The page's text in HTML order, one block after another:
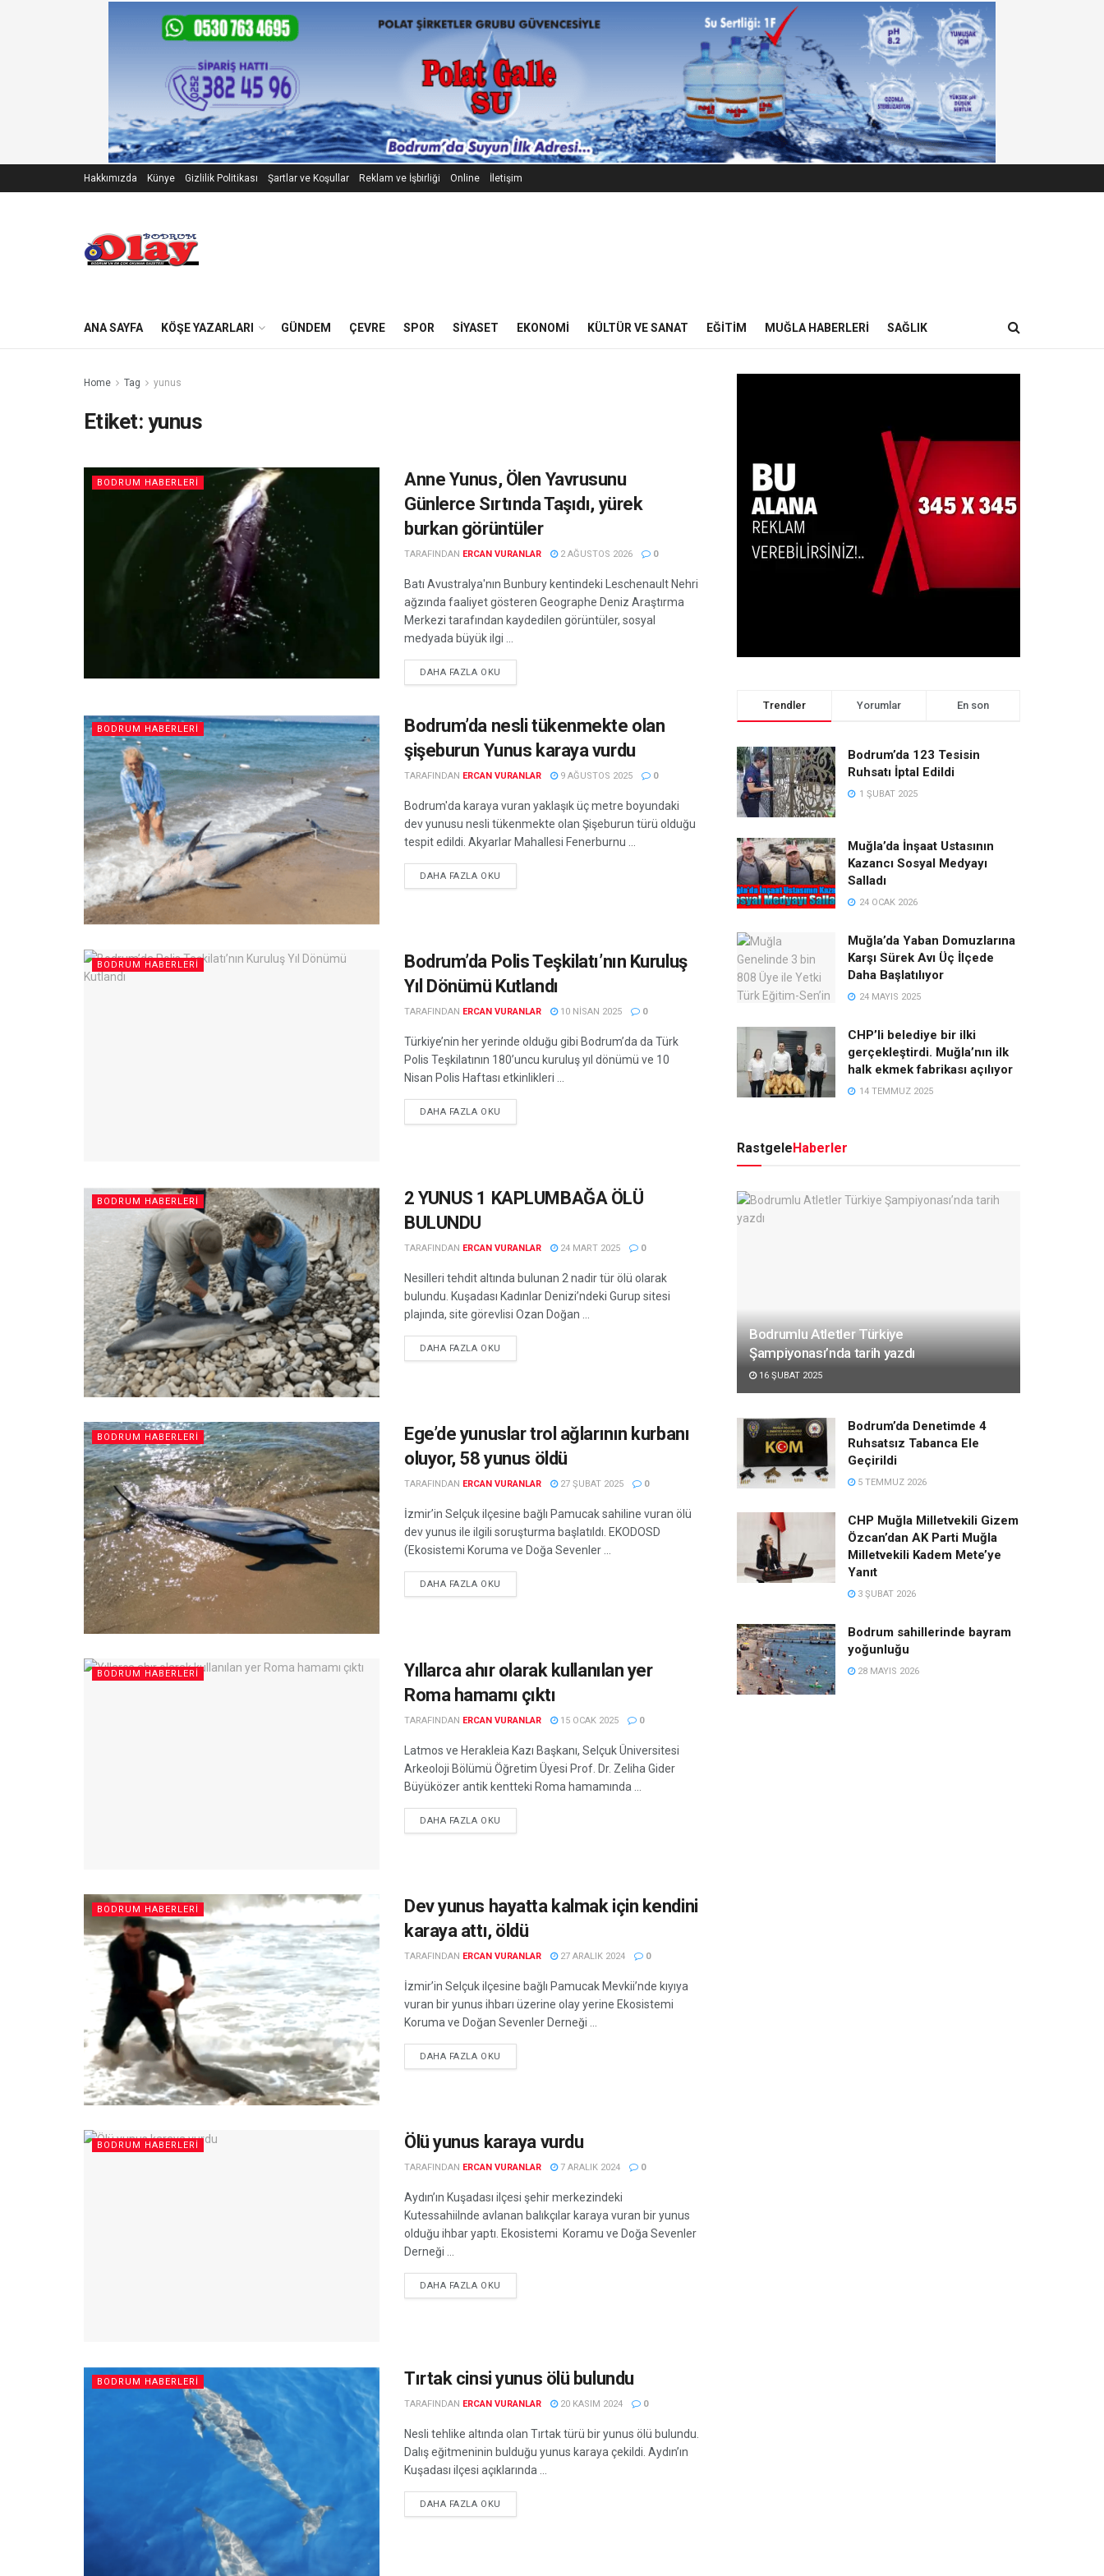
Hakkımızda Künye Gizlilik Politikası Şartlar ve Koşullar Reklam ve İşbirliği Online İletişim
ANA SAYFA KÖŞE YAZARLARI GÜNDEM ÇEVRE SPOR SIYASET EKONOMI KÜLTÜR VE SANAT EĞITIM MUĞLA HABERLERI SAĞLIK
Home Tag yunus
Etiket: yunus
BODRUM HABERLERI
Anne Yunus, Ölen Yavrusunu
Günlerce Sırtında Taşıdı, yürek
burkan görüntüler
TARAFINDAN ERCAN VURANLAR 2 AĞUSTOS 2026 0
Batı Avustralya'nın Bunbury kentindeki Leschenault Nehri
ağzında faaliyet gösteren Geographe Deniz Araştırma
Merkezi tarafından kaydedilen görüntüler, sosyal
medyada büyük ilgi ...
DAHA FAZLA OKU
BODRUM HABERLERI
Bodrum’da nesli tükenmekte olan
şişeburun Yunus karaya vurdu
TARAFINDAN ERCAN VURANLAR 9 AĞUSTOS 2025 0
Bodrum'da karaya vuran yaklaşık üç metre boyundaki
dev yunusu nesli tükenmekte olan Şişeburun türü olduğu
tespit edildi. Akyarlar Mahallesi Fenerburnu ...
DAHA FAZLA OKU
BODRUM HABERLERI
Bodrum’da Polis Teşkilatı’nın Kuruluş
Yıl Dönümü Kutlandı
TARAFINDAN ERCAN VURANLAR 10 NISAN 2025 0
Türkiye’nin her yerinde olduğu gibi Bodrum’da da Türk
Polis Teşkilatının 180’uncu kuruluş yıl dönümü ve 10
Nisan Polis Haftası etkinlikleri ...
DAHA FAZLA OKU
BODRUM HABERLERI
2 YUNUS 1 KAPLUMBAĞA ÖLÜ
BULUNDU
TARAFINDAN ERCAN VURANLAR 24 MART 2025 0
Nesilleri tehdit altında bulunan 2 nadir tür ölü olarak
bulundu. Kuşadası Kadınlar Denizi’ndeki Gurup sitesi
plajında, site görevlisi Ozan Doğan ...
DAHA FAZLA OKU
BODRUM HABERLERI
Ege’de yunuslar trol ağlarının kurbanı
oluyor, 58 yunus öldü
TARAFINDAN ERCAN VURANLAR 27 ŞUBAT 2025 0
İzmir’in Selçuk ilçesine bağlı Pamucak sahiline vuran ölü
dev yunus ile ilgili soruşturma başlatıldı. EKODOSD
(Ekosistemi Koruma ve Doğa Sevenler ...
DAHA FAZLA OKU
BODRUM HABERLERI
Yıllarca ahır olarak kullanılan yer
Roma hamamı çıktı
TARAFINDAN ERCAN VURANLAR 15 OCAK 2025 0
Latmos ve Herakleia Kazı Başkanı, Selçuk Üniversitesi
Arkeoloji Bölümü Öğretim Üyesi Prof. Dr. Zeliha Gider
Büyüközer antik kentteki Roma hamamında ...
DAHA FAZLA OKU
BODRUM HABERLERI
Dev yunus hayatta kalmak için kendini
karaya attı, öldü
TARAFINDAN ERCAN VURANLAR 27 ARALIK 2024 0
İzmir’in Selçuk ilçesine bağlı Pamucak Mevkii’nde kıyıya
vuran bir yunus ihbarı üzerine olay yerine Ekosistemi
Koruma ve Doğan Sevenler Derneği ...
DAHA FAZLA OKU
BODRUM HABERLERI Ölü yunus karaya vurdu
TARAFINDAN ERCAN VURANLAR 7 ARALIK 2024 0
Aydın’ın Kuşadası ilçesi şehir merkezindeki
Kutessahiilnde avlanan balıkçılar karaya vuran bir yunus
olduğu ihbar yaptı. Ekosistemi Koramu ve Doğa Sevenler
Derneği ...
DAHA FAZLA OKU
BODRUM HABERLERI Tırtak cinsi yunus ölü bulundu
TARAFINDAN ERCAN VURANLAR 20 KASIM 2024 0
Nesli tehlike altında olan Tırtak türü bir yunus ölü bulundu.
Dalış eğitmeninin bulduğu yunus karaya çekildi. Aydın’ın
Kuşadası ilçesi açıklarında ...
DAHA FAZLA OKU
Trendler Yorumlar En son
Bodrum’da 123 Tesisin
Ruhsatı İptal Edildi
1 ŞUBAT 2025
Muğla’da İnşaat Ustasının
Kazancı Sosyal Medyayı
Salladı
24 OCAK 2026
Muğla’da Yaban Domuzlarına
Karşı Sürek Avı Üç İlçede
Daha Başlatılıyor
24 MAYIS 2025
CHP’li belediye bir ilki
gerçekleştirdi. Muğla’nın ilk
halk ekmek fabrikası açılıyor
14 TEMMUZ 2025
RastgeleHaberler
Bodrumlu Atletler Türkiye
Şampiyonası’nda tarih yazdı
16 ŞUBAT 2025
Bodrum’da Denetimde 4
Ruhsatsız Tabanca Ele
Geçirildi
5 TEMMUZ 2026
CHP Muğla Milletvekili Gizem
Özcan’dan AK Parti Muğla
Milletvekili Kadem Mete’ye
Yanıt
3 ŞUBAT 2026
Bodrum sahillerinde bayram
yoğunluğu
28 MAYIS 2026